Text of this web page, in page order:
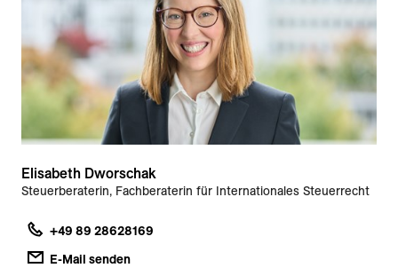
Elisabeth Dworschak
Steuerberaterin, Fachberaterin für Internationales Steuerrecht
+49 89 28628169
E-Mail senden